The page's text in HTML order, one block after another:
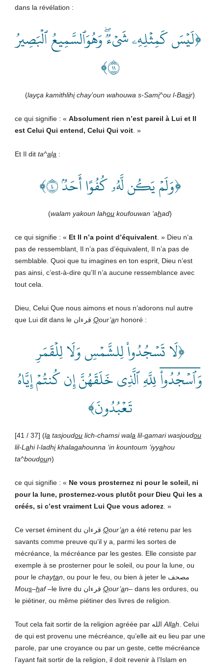
dans la révélation :
﴿لَيۡسَ كَمِثۡلِهِۦ شَيۡءٞۖ وَهُوَٱلسَّمِيعُ ٱلۡبَصِيرُ
١١﴾
(layça kamithlihichay’oun wahouwa s-Sami^ou l-Basir)
ce qui signifie : « Absolument rien n’est pareil à Lui et Il
est Celui Qui entend, Celui Qui voit »
Et Il dit ta^ala :
﴿وَلَمۡ يَكُن لَّهُۥ كُفُوًا أَحَدُۢ ٤﴾
(walam yakoun lahou koufouwan ‘ahad)
ce qui signifie : « Et Il n’a point d’équivalent » Dieu n’a
pas de ressemblant, Il n’a pas d’équivalent, Il n’a pas de
semblable. Quoi que tu imagines en ton esprit, Dieu n’est
pas ainsi, c’est-à-dire qu’Il n’a aucune ressemblance avec
tout cela.
Dieu, Celui Que nous aimons et nous n’adorons nul autre
Qour’an honoré :
﴿لَا تَسۡجُدُواْ لِلشَّمۡسِ وَلَا لِلۡقَمَرِ
وَٱسۡجُدُواْۤ لِلَّهِ ٱلَّذِي خَلَقَهُنَّ إِن كُنتُمۡ إِيَّاهُ
تَعۡبُدُونَ﴾
[41 / 37] (la tasjoudou lich-chamsi wala lil-qamari wasjoudou
lil-L ahi l-ladhikhalaqahounna ‘in kountoum ‘iyyahou
ta^boudoun)
ce qui signifie : « Ne vous prosternez ni pour le soleil, ni
pour la lune, prosternez-vous plutôt pour Dieu Qui les a
créés, si c’est vraiment Lui Que vous adorez . »
Qour’an a été retenu par les
savants comme preuve qu’il y a, parmi les sortes de
mécréance, la mécréance par les gestes. Elle consiste par
exemple à se prosterner pour le soleil, ou pour la lune, ou
pour le chaytan
, ou pour le feu, ou bien à jeter le مصحف
Mous–haf Qour’an– dans les ordures, ou
le piétiner, ou même piétiner des livres de religion.
Allah . Celui
de qui est provenu une mécréance, qu’elle ait eu lieu par une
parole, par une croyance ou par un geste, cette mécréance
l’ayant fait sortir de la religion, il doit revenir à l’Islam en